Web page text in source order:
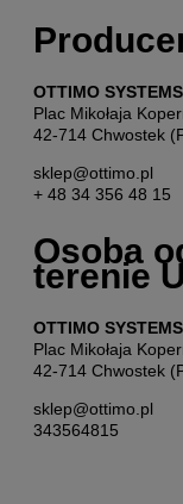
OTTIMO
Plac Mikołaja
42-714 Chwostek
sklep@ottimo.pl
+ 48 34 356 48 15
Osoba
terenie
OTTIMO
Plac Mikołaja
42-714 Chwostek
sklep@ottimo.pl
343564815